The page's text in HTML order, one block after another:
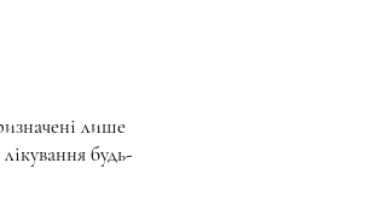
лише
будь-